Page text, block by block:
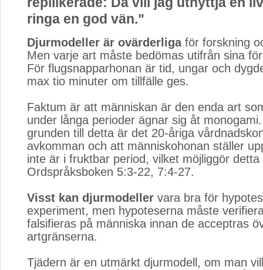
ringa en god vän."
Djurmodeller är ovärderligaför forskning
Men varje art måste bedömas utifrån sina
För flugsnapparhonan är tid, ungar och
max tio minuter om tillfälle ges.
Faktum är att människan är den enda art
under långa perioder ägnar sig åt
grunden till detta är det 20-åriga
avkomman och att människohonan ställer
inte är i fruktbar period, vilket möjliggör detta
Ordspråksboken 5:3-22, 7:4-27.
Visst kan djurmodeller vara bra för
experiment, men hypoteserna måste
falsifieras på människa innan de acceptras
artgränserna.
Tjädern är en utmärkt djurmodell, om man